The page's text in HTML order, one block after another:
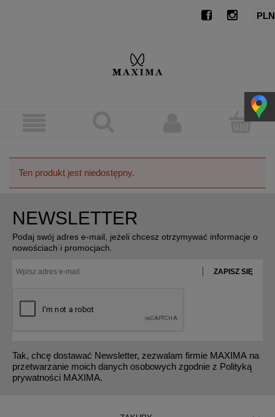
Ten produkt jest niedostępny.
NEWSLETTER
Podaj swój adres e-mail, jeżeli chcesz otrzymywać informacje o
nowościach i promocjach.
ZAPISZ SIĘ
Tak, chcę dostawać Newsletter, zezwalam firmie MAXIMA na
przetwarzanie moich danych osobowych zgodnie z Polityką
prywatności MAXIMA.